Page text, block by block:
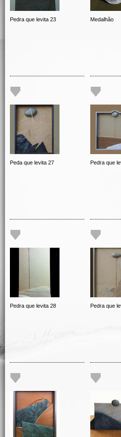
Pedra que levita 23 Medalhão
Peda que levita 27 Pedra que
Pedra que levita 28 Pedra que